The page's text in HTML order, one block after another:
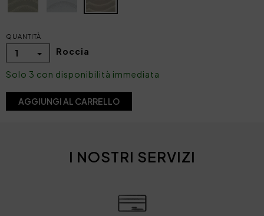
QUANTITÀ
1 Roccia
Solo 3 con disponibilità immediata
AGGIUNGI AL CARRELLO
I NOSTRI SERVIZI